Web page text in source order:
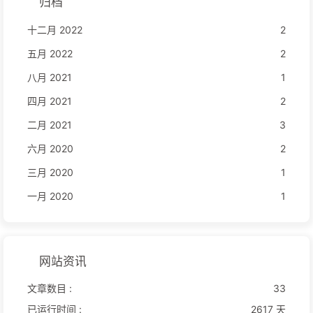
十二月 2022
2
五月 2022
2
八月 2021
1
四月 2021
2
二月 2021
3
六月 2020
2
三月 2020
1
一月 2020
1
网站资讯
文章数目 :
33
已运行时间 :
2617 天